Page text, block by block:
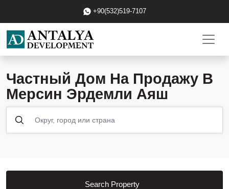
+90(532)519-7107
Частный Дом На Продажу В
Мерсин Эрдемли Аяш
Search Property